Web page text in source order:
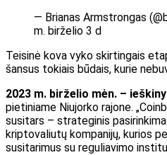
— Brianas Armstrongas
m. birželio 3 d
Teisinė kova vyko skirtingais
šansus tokiais būdais, kurie
2023 m. birželio mėn. –
pietiniame Niujorko rajone.
susitars – strateginis
kriptovaliutų kompanijų, kurios
susitarimus su reguliavimo